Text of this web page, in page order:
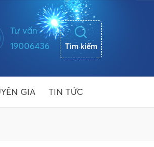
Tìm kiếm
Tư vấn
19006436
GIA TIN TỨC